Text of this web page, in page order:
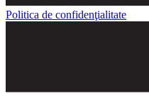
Politica de confidenţialitate